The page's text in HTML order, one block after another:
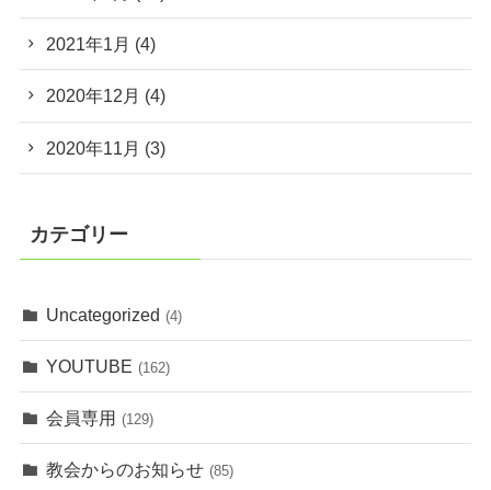
2021年1月 (4)
2020年12月 (4)
2020年11月 (3)
カテゴリー
Uncategorized (4)
YOUTUBE (162)
会員専用 (129)
教会からのお知らせ (85)